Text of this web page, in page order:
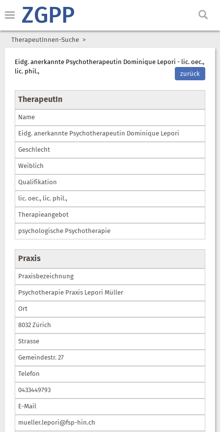
ZGPP
TherapeutInnen-Suche
Eidg. anerkannte Psychotherapeutin Dominique Lepori - lic. oec.,
lic. phil.,
zurück
TherapeutIn
Name
Eidg. anerkannte Psychotherapeutin Dominique Lepori
Geschlecht
Weiblich
Qualifikation
lic. oec., lic. phil.,
Therapieangebot
psychologische Psychotherapie
Praxis
Praxisbezeichnung
Psychotherapie Praxis Lepori Müller
Ort
8032 Zürich
Strasse
Gemeindestr. 27
Telefon
0433449793
E-Mail
mueller.lepori@fsp-hin.ch